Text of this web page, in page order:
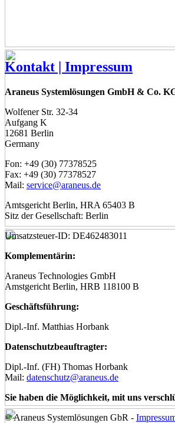
Kontakt | Impressum
Araneus Systemlösungen GmbH & Co.
Wolfener Str. 32-34
Aufgang K
12681 Berlin
Germany
Fon: +49 (30) 77378525
Fax: +49 (30) 77378527
Mail: service@araneus.de
Amtsgericht Berlin, HRA 65403 B
Sitz der Gesellschaft: Berlin
Umsatzsteuer-ID: DE462483011
Komplementärin:
Araneus Technologies GmbH
Amstgericht Berlin, HRB 118100 B
Geschäftsführung:
Dipl.-Inf. Matthias Horbank
Datenschutzbeauftragter:
Dipl.-Inf. (FH) Thomas Horbank
Mail: datenschutz@araneus.de
Sie haben die Möglichkeit, mit uns
© Araneus Systemlösungen GbR -